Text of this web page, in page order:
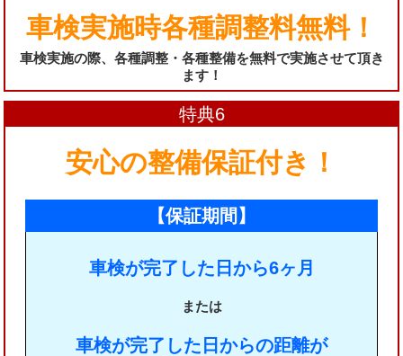
車検実施時各種調整料無料！
車検実施の際、各種調整・各種整備を無料で実施させて頂き
ます！
特典6
安心の整備保証付き！
【保証期間】
車検が完了した日から6ヶ月
または
車検が完了した日からの距離が